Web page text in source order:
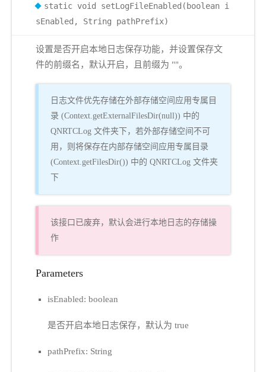
static void setLogFileEnabled(boolean i
sEnabled, String pathPrefix)
设置是否开启本地日志保存功能，并设置保存文
件的前缀名，默认开启，且前缀为 ""。
日志文件优先存储在外部存储空间应用专属目
录 (Context.getExternalFilesDir(null)) 中的
QNRTCLog 文件夹下，若外部存储空间不可
用，则将保存在内部存储空间应用专属目录
(Context.getFilesDir()) 中的 QNRTCLog 文件夹
下
该接口已废弃，默认会进行本地日志的存储操
作
Parameters
isEnabled: boolean
是否开启本地日志保存，默认为 true
pathPrefix: String